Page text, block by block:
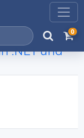
0
.NET und